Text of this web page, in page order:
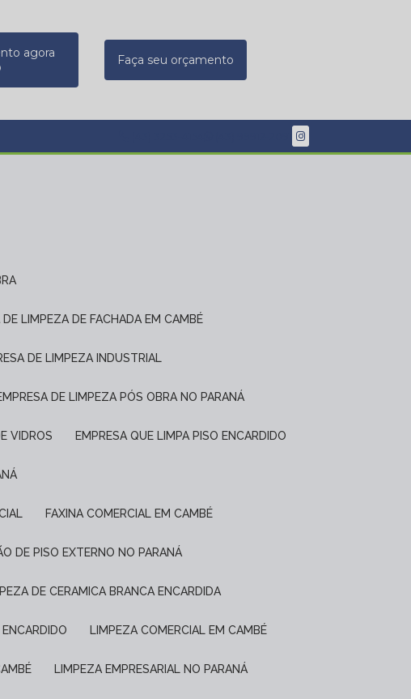
agora
Faça seu orçamento
DE LIMPEZA DE FACHADA EM CAMBÉ
DE LIMPEZA INDUSTRIAL
EMPRESA DE LIMPEZA PÓS OBRA NO PARANÁ
VIDROS EMPRESA QUE LIMPA PISO ENCARDIDO
FAXINA COMERCIAL EM CAMBÉ
DE PISO EXTERNO NO PARANÁ
DE CERAMICA BRANCA ENCARDIDA
ENCARDIDO LIMPEZA COMERCIAL EM CAMBÉ
LIMPEZA EMPRESARIAL NO PARANÁ